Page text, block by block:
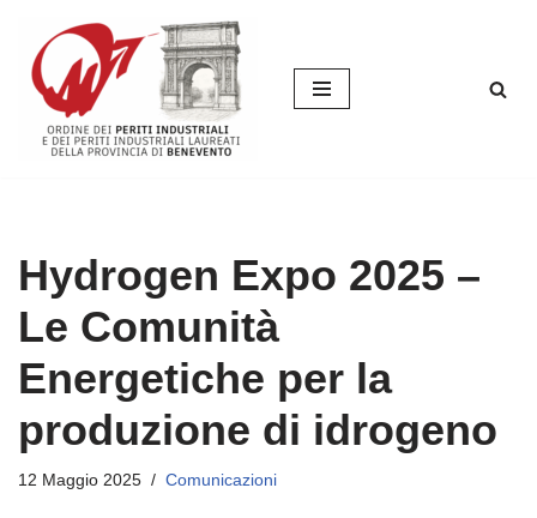
Vai
contenuto
Hydrogen Expo 2025 –
Le Comunità
Energetiche per la
produzione di idrogeno
12 Maggio 2025 Comunicazioni